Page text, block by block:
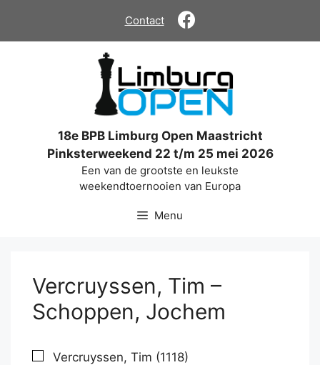
de
Contact
18e BPB Limburg Open Maastricht
Pinksterweekend 22 t/m 25 mei 2026
Een van de grootste en leukste
weekendtoernooien van Europa
Menu
Vercruyssen, Tim –
Schoppen, Jochem
Vercruyssen, Tim (1118)